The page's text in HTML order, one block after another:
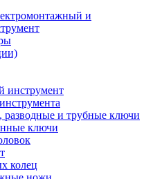
и
инструмент
разводные и трубные ключи
ключи
колец